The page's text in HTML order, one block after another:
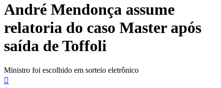
conteúdo
André Mendonça assume
relatoria do caso Master após
saída de Toffoli
Ministro foi escolhido em sorteio eletrônico